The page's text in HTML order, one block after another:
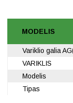
MODELIS
Variklio galia
VARIKLIS
Modelis
Tipas